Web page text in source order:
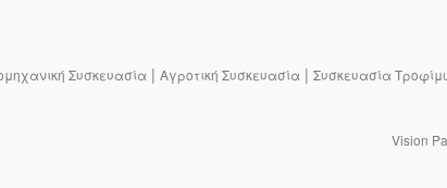
Συσκευασία | Αγροτική Συσκευασία | Συσκευασία
Vision